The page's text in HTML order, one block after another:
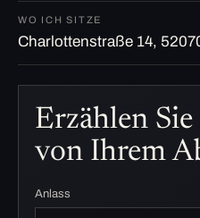
WO ICH SITZE
Charlottenstraße 14,
Erzählen
von Ihrem
Anlass